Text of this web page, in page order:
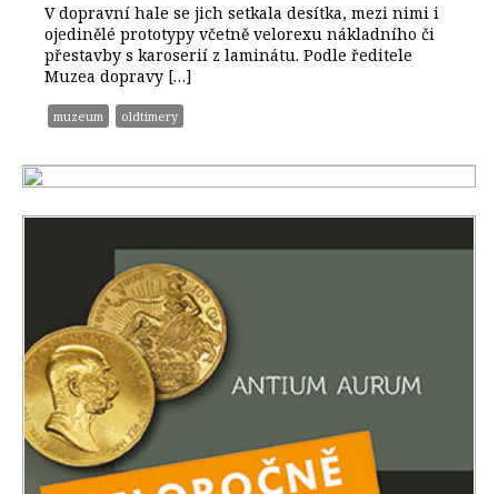
V dopravní hale se jich setkala desítka, mezi nimi i
ojedinělé prototypy včetně velorexu nákladního či
přestavby s karoserií z laminátu. Podle ředitele
Muzea dopravy […]
muzeum oldtimery